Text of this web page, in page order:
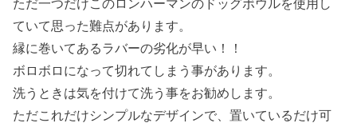
ただ一つだけこのロンハーマンのドッグボウルを使用し
ていて思った難点があります。
縁に巻いてあるラバーの劣化が早い！！
ボロボロになって切れてしまう事があります。
洗うときは気を付けて洗う事をお勧めします。
ただこれだけシンプルなデザインで、置いているだけ可